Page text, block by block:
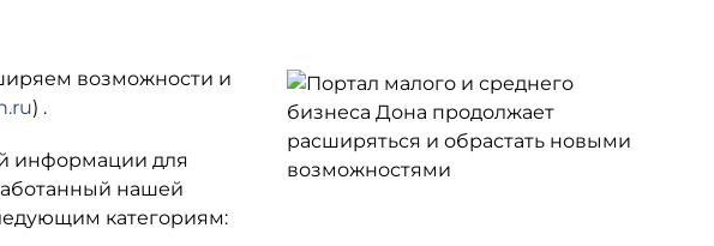
возможности и
) .
информации для
нашей
категориям: